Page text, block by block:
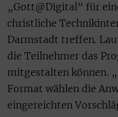
„Gott@Digital“ für
christliche
Darmstadt treffen.
die Teilnehmer das
mitgestalten können.
Format wählen die
eingereichten